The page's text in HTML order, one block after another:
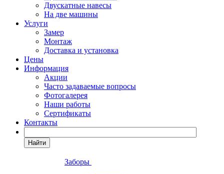
Двускатные навесы
На две машины
Услуги
Замер
Монтаж
Доставка и установка
Цены
Информация
Акции
Часто задаваемые вопросы
Фотогалерея
Наши работы
Сертификаты
Контакты
Найти
Заборы